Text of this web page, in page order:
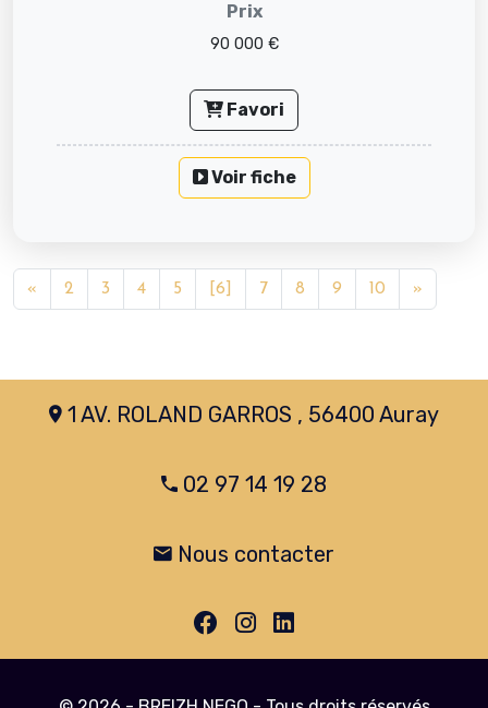
Prix
90 000 €
Favori
Voir fiche
« 2 3 4 5 [6] 7 8 9 10 »
1 AV. ROLAND GARROS , 56400 Auray
02 97 14 19 28
Nous contacter